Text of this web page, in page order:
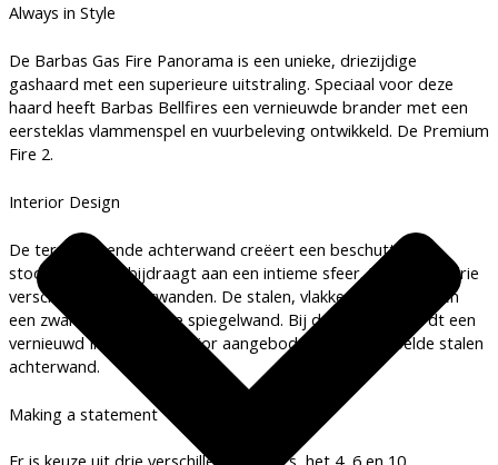
Always in Style
De Barbas Gas Fire Panorama is een unieke, driezijdige
gashaard met een superieure uitstraling. Speciaal voor deze
haard heeft Barbas Bellfires een vernieuwde brander met een
eersteklas vlammenspel en vuurbeleving ontwikkeld. De Premium
Fire 2.
Interior Design
De terug liggende achterwand creëert een beschutte
stookplaats die bijdraagt aan een intieme sfeer. Er is keuze drie
verschillende achterwanden. De stalen, vlakke achterwand en
een zwarte, keramische spiegelwand. Bij deze haard wordt een
vernieuwd Industrial Interior aangeboden; een geribbelde stalen
achterwand.
Making a statement